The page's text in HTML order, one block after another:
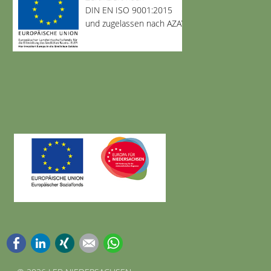
DIN EN ISO 9001:2015
und zugelassen nach AZAV
FacebookLinkedInXing E-mail